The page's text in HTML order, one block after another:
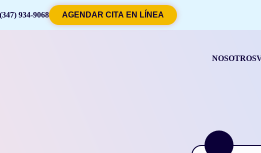
(347) 934-9068 AGENDAR CITA EN LÍNEA
NOSOTROS